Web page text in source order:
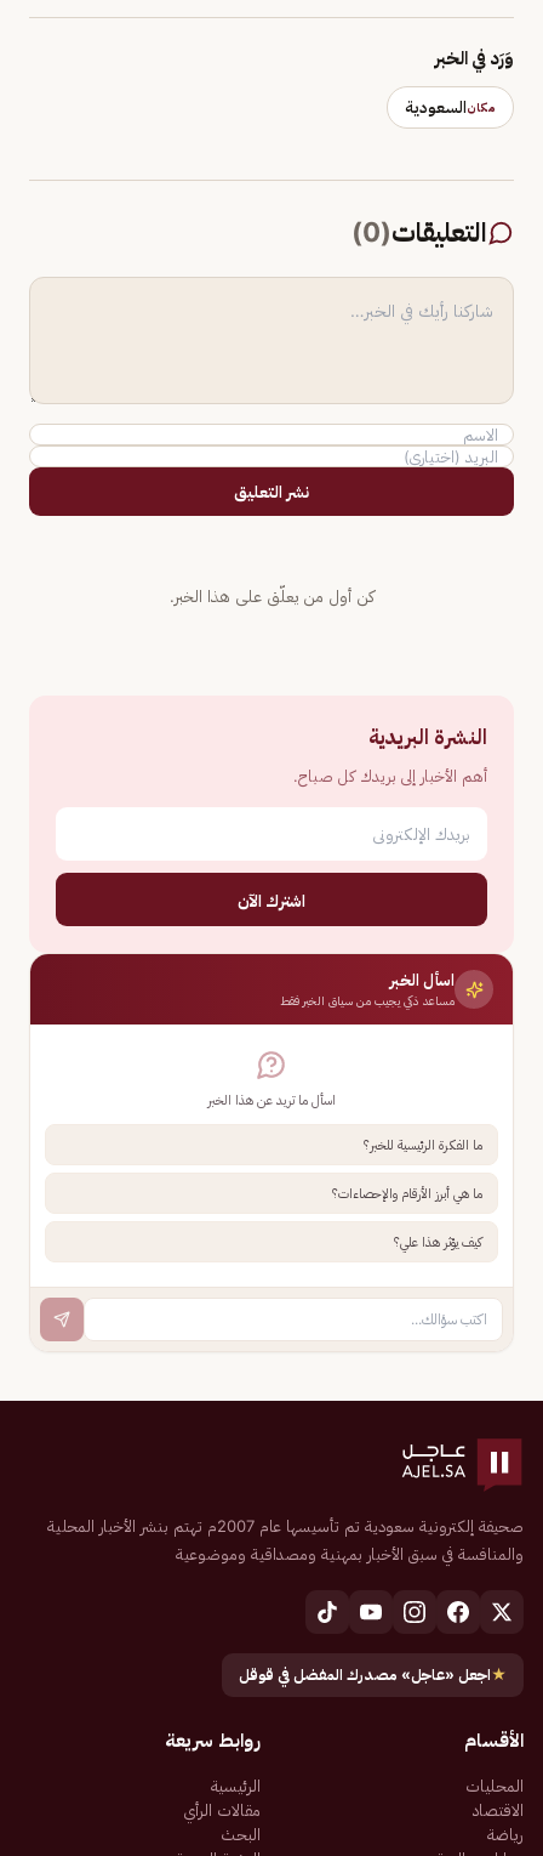
وَرَد في الخبر
مكانالسعودية
التعليقات(
0
)
نشر التعليق
كن أول من يعلّق على هذا الخبر.
النشرة البريدية
أهم الأخبار إلى بريدك كل صباح.
اشترك الآن
اسأل الخبر
مساعد ذكي يجيب من سياق الخبر فقط
اسأل ما تريد عن هذا الخبر
ما الفكرة الرئيسية للخبر؟
ما هي أبرز الأرقام والإحصاءات؟
كيف يؤثر هذا علي؟
صحيفة إلكترونية سعودية تم تأسيسها عام 2007م تهتم بنشر الأخبار المحلية
والمنافسة في سبق الأخبار بمهنية ومصداقية وموضوعية
★اجعل «عاجل» مصدرك المفضل في قوقل
الأقسام
المحليات
الاقتصاد
رياضة
روابط سريعة
الرئيسية
مقالات الرأي
البحث